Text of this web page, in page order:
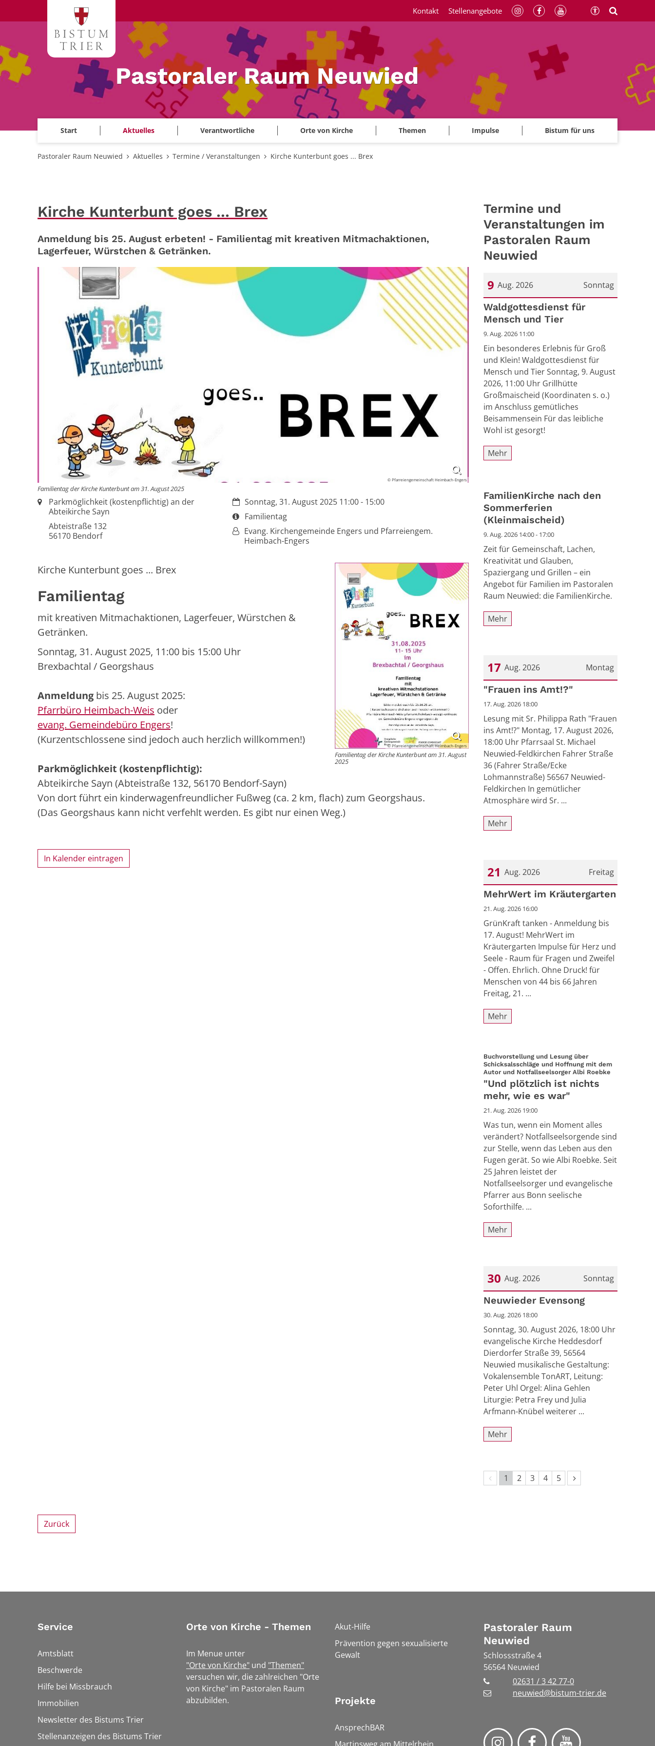
Pastoraler Raum Neuwied
Start Aktuelles Verantwortliche Orte von Kirche Themen Impulse Bistum für uns
Kontakt Stellenangebote
Pastoraler Raum Neuwied Aktuelles Termine / Veranstaltungen Kirche Kunterbunt goes ... Brex
Kirche Kunterbunt goes ... Brex
Anmeldung bis 25. August erbeten! - Familientag mit kreativen Mitmachaktionen,
Lagerfeuer, Würstchen & Getränken.
© Pfarreiengemeinschaft Heimbach-Engers
Familientag der Kirche Kunterbunt am 31. August 2025
Datum:Sonntag, 31. August 2025 11:00 - 15:00
Art bzw. Nummer:
Familientag
Von:Evang. Kirchengemeinde Engers und Pfarreiengem.
Heimbach-Engers
Ort:Parkmöglichkeit (kostenpflichtig) an der
Abteikirche Sayn
Abteistraße 132
56170 Bendorf
© Pfarreiengemeinschaft Heimbach-Engers
Familientag der Kirche Kunterbunt am 31. August
2025
Kirche Kunterbunt goes ... Brex
Familientag
mit kreativen Mitmachaktionen, Lagerfeuer, Würstchen &
Getränken.
Sonntag, 31. August 2025, 11:00 bis 15:00 Uhr
Brexbachtal / Georgshaus
Anmeldung bis 25. August 2025:
Pfarrbüro Heimbach-Weis oder
evang. Gemeindebüro Engers!
(Kurzentschlossene sind jedoch auch herzlich willkommen!)
Parkmöglichkeit (kostenpflichtig):
Abteikirche Sayn (Abteistraße 132, 56170 Bendorf-Sayn)
Von dort führt ein kinderwagenfreundlicher Fußweg (ca. 2 km, flach) zum Georgshaus.
(Das Georgshaus kann nicht verfehlt werden. Es gibt nur einen Weg.)
In Kalender eintragen
Termine und
Veranstaltungen im
Pastoralen Raum
Neuwied
Sonntag
9 Aug. 2026
Datum: 9. August 2026
Waldgottesdienst für
Mensch und Tier
9. Aug. 2026 11:00
Ein besonderes Erlebnis für Groß
und Klein! Waldgottesdienst für
Mensch und Tier Sonntag, 9. August
2026, 11:00 Uhr Grillhütte
Großmaischeid (Koordinaten s. o.)
im Anschluss gemütliches
Beisammensein Für das leibliche
Wohl ist gesorgt!
Mehr
FamilienKirche nach den
Sommerferien
(Kleinmaischeid)
9. Aug. 2026 14:00 - 17:00
Zeit für Gemeinschaft, Lachen,
Kreativität und Glauben,
Spaziergang und Grillen – ein
Angebot für Familien im Pastoralen
Raum Neuwied: die FamilienKirche.
Mehr
Montag
17 Aug. 2026
Datum: 17. August 2026
"Frauen ins Amt!?"
17. Aug. 2026 18:00
Lesung mit Sr. Philippa Rath "Frauen
ins Amt!?" Montag, 17. August 2026,
18:00 Uhr Pfarrsaal St. Michael
Neuwied-Feldkirchen Fahrer Straße
36 (Fahrer Straße/Ecke
Lohmannstraße) 56567 Neuwied-
Feldkirchen In gemütlicher
Atmosphäre wird Sr. ...
Mehr
Freitag
21 Aug. 2026
Datum: 21. August 2026
MehrWert im Kräutergarten
21. Aug. 2026 16:00
GrünKraft tanken - Anmeldung bis
17. August! MehrWert im
Kräutergarten Impulse für Herz und
Seele - Raum für Fragen und Zweifel
- Offen. Ehrlich. Ohne Druck! für
Menschen von 44 bis 66 Jahren
Freitag, 21. ...
Mehr
Buchvorstellung und Lesung über
Schicksalsschläge und Hoffnung mit dem
Autor und Notfallseelsorger Albi Roebke
"Und plötzlich ist nichts
mehr, wie es war"
21. Aug. 2026 19:00
Was tun, wenn ein Moment alles
verändert? Notfallseelsorgende sind
zur Stelle, wenn das Leben aus den
Fugen gerät. So wie Albi Roebke. Seit
25 Jahren leistet der
Notfallseelsorger und evangelische
Pfarrer aus Bonn seelische
Soforthilfe. ...
Mehr
Sonntag
30 Aug. 2026
Datum: 30. August 2026
Neuwieder Evensong
30. Aug. 2026 18:00
Sonntag, 30. August 2026, 18:00 Uhr
evangelische Kirche Heddesdorf
Dierdorfer Straße 39, 56564
Neuwied musikalische Gestaltung:
Vokalensemble TonART, Leitung:
Peter Uhl Orgel: Alina Gehlen
Liturgie: Petra Frey und Julia
Arfmann-Knübel weiterer ...
Mehr
Vorherige Seite
1 2 3 4 5 Nächste Seite
Zurück
Service
Amtsblatt
Beschwerde
Hilfe bei Missbrauch
Immobilien
Newsletter des Bistums Trier
Stellenanzeigen des Bistums Trier
Orte von Kirche - Themen
Im Menue unter
"Orte von Kirche" und "Themen"
versuchen wir, die zahlreichen "Orte
von Kirche" im Pastoralen Raum
abzubilden.
Akut-Hilfe
Prävention gegen sexualisierte
Gewalt
Projekte
AnsprechBAR
Pastoraler Raum
Neuwied
Schlossstraße 4
56564 Neuwied
02631 / 3 42 77-0
neuwied@bistum-trier.de